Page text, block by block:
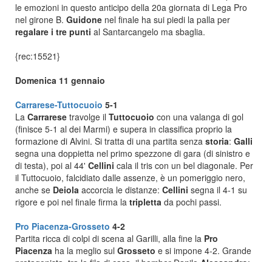
le emozioni in questo anticipo della 20a giornata di Lega Pro
nel girone B. Guidone nel finale ha sui piedi la palla per
regalare i tre punti al Santarcangelo ma sbaglia.
{rec:15521}
Domenica 11 gennaio
Carrarese-Tuttocuoio 5-1
La Carrarese travolge il Tuttocuoio con una valanga di gol
(finisce 5-1 al dei Marmi) e supera in classifica proprio la
formazione di Alvini. Si tratta di una partita senza storia: Galli
segna una doppietta nel primo spezzone di gara (di sinistro e
di testa), poi al 44' Cellini cala il tris con un bel diagonale. Per
il Tuttocuoio, falcidiato dalle assenze, è un pomeriggio nero,
anche se Deiola accorcia le distanze: Cellini segna il 4-1 su
rigore e poi nel finale firma la tripletta da pochi passi.
Pro Piacenza-Grosseto 4-2
Partita ricca di colpi di scena al Garilli, alla fine la Pro
Piacenza ha la meglio sul Grosseto e si impone 4-2. Grande